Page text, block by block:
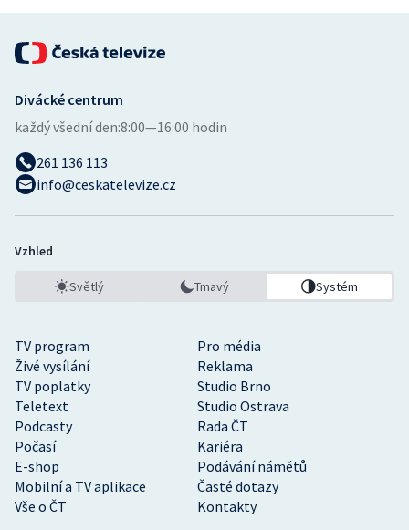
TV program
Pro média
Živé vysílání
Reklama
TV poplatky
Studio Brno
Teletext
Studio Ostrava
Podcasty
Rada ČT
Počasí
Kariéra
E-shop
Podávání námětů
Mobilní a TV aplikace
Časté dotazy
Vše o ČT
Kontakty
Divácké centrum
každý všední den:8:00—16:00 hodin
261 136 113
info@ceskatelevize.cz
Vzhled
Světlý Tmavý Systém